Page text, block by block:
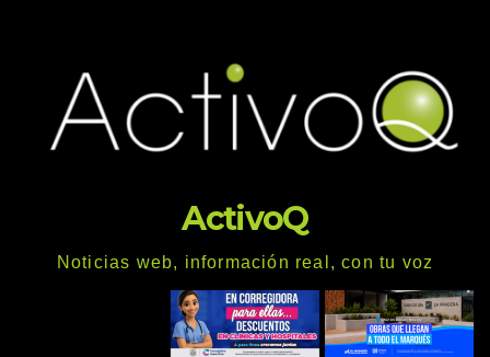
ActivoQ
Noticias web, información real, con tu voz